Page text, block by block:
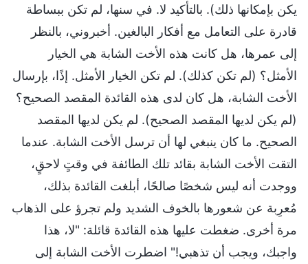
يكن بإمكانها ذلك). بالتأكيد لا. في سنها، لم تكن ببساطة
قادرة على التعامل مع أفكار البالغين. أخبروني، بالنظر
إلى عمرها، هل كانت هذه الأخت الشابة هي الخيار
الأمثل؟ (لم تكن كذلك). لم تكن الخيار الأمثل. إذًا، بإرسال
الأخت الشابة، هل كان لدى هذه القائدة المقصد الصحيح؟
(لم يكن لديها المقصد الصحيح). لم يكن لديها المقصد
الصحيح. ما كان ينبغي لها أن ترسل الأخت الشابة. عندما
التقت الأخت الشابة بقائد تلك الطائفة في وقتٍ لاحقٍ،
ووجدت أنه ليس شخصًا صالحًا، أبلغت القائدة بذلك،
مُعرِبة عن شعورها بالخوف الشديد ولم تجرؤ على الذهاب
مرة أخرى. ضغطت عليها هذه القائدة قائلة: "لا، هذا
واجبك، ويجب أن تذهبي!" اضطرت الأخت الشابة إلى